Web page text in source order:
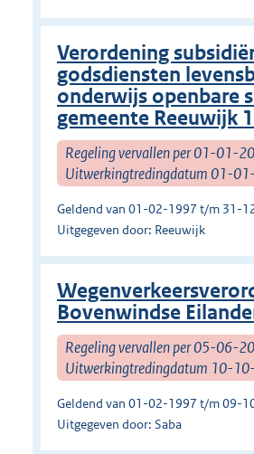
Verordening
godsdiensten
onderwijs openbare
gemeente Reeuwijk
Regeling vervallen per 01-01-
Uitwerkingtredingdatum 01-
Geldend van 01-02-1997 t/m 31-
Uitgegeven door: Reeuwijk
Bovenwindse
Regeling vervallen per 05-06-
Uitwerkingtredingdatum 10-
Geldend van 01-02-1997 t/m 09-
Uitgegeven door: Saba